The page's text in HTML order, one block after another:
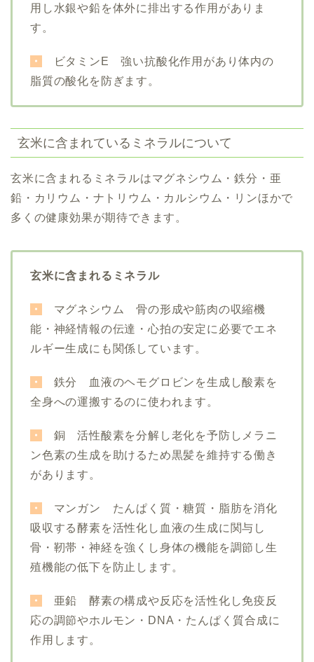
用し水銀や鉛を体外に排出する作用がありま
す 。
・
ビタミンE 強い抗酸化作用があり体内の
脂質の酸化を防ぎます。
玄米に含まれているミネラルについて
玄米に含まれるミネラルはマグネシウム・鉄分・亜
鉛・カリウム・ナトリウム・カルシウム・リンほかで
多くの健康効果が期待できます。
玄米に含まれるミネラル
・
マグネシウム 骨の形成や筋肉の収縮機
能・神経情報の伝達・心拍の安定に必要でエネ
ルギー生成にも関係しています。
・
鉄分 血液のヘモグロビンを生成し酸素を
全身への運搬するのに使われます。
・
銅 活性酸素を分解し老化を予防しメラニ
ン色素の生成を助けるため黒髪を維持する働き
があります。
・
マンガン たんぱく質・糖質・脂肪を消化
吸収する酵素を活性化し血液の生成に関与し
骨・靭帯・神経を強くし身体の機能を調節し生
殖機能の低下を防止します。
・
亜鉛 酵素の構成や反応を活性化し免疫反
応の調節やホルモン・DNA・たんぱく質合成に
作用します。